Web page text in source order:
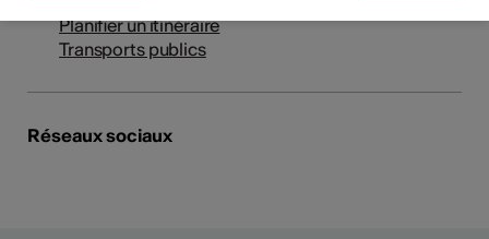
Planifier un itinéraire
Transports publics
Réseaux sociaux